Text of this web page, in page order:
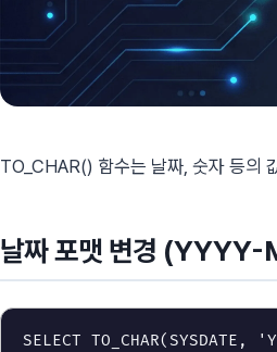
TO_CHAR() 함수는 날짜, 숫자 등의
날짜 포맷 변경
SELECT TO_CHAR(SYSDATE ,